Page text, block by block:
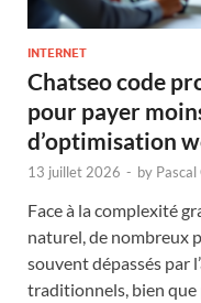
INTERNET
Chatseo code
pour payer
d’optimisation
13 juillet 2026 - by Pascal
Face à la complexité
naturel, de nombreux
souvent dépassés par
traditionnels, bien